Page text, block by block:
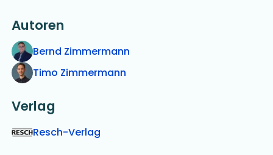
Autoren
Bernd Zimmermann
Timo Zimmermann
Verlag
Resch-Verlag